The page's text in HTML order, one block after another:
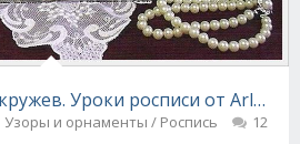
Уроки росписи от Arlene
Узоры и орнаменты / Роспись 12